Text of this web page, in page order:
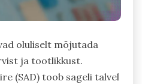
oluliselt mõjutada
ja tootlikkust.
(SAD) toob sageli talvel